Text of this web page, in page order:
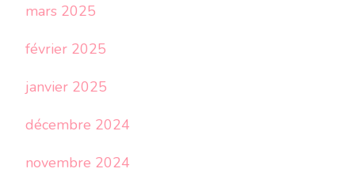
mars 2025
février 2025
janvier 2025
décembre 2024
novembre 2024